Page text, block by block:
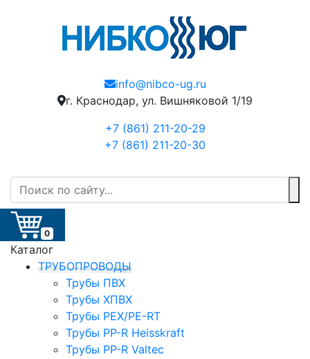
info@nibco-ug.ru
г. Краснодар, ул. Вишняковой 1/19
+7 (861) 211-20-29
+7 (861) 211-20-30
0
Каталог
ТРУБОПРОВОДЫ
Трубы ПВХ
Трубы ХПВХ
Трубы PEX/PE-RT
Трубы PP-R Heisskraft
Трубы PP-R Valtec